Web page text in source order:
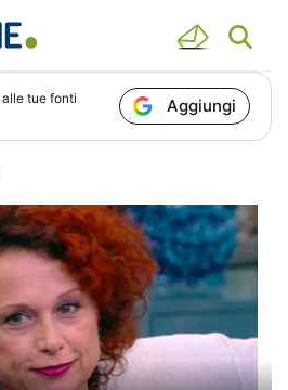
alle tue fonti
Aggiungi